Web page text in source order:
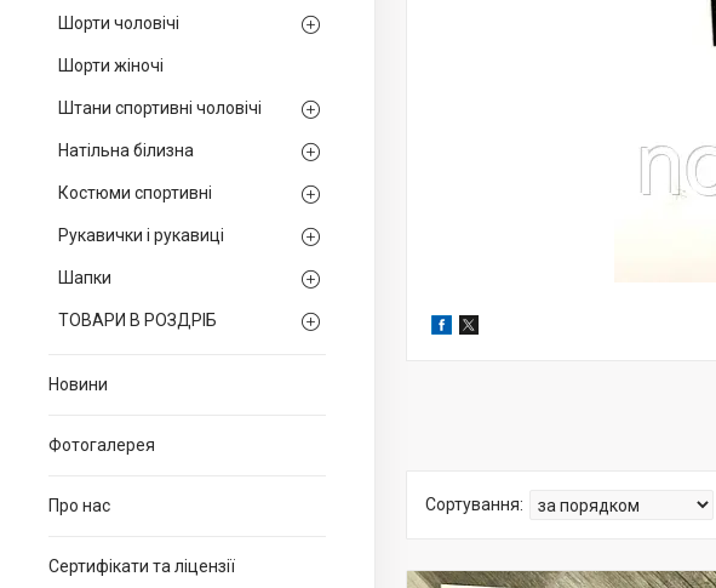
Шорти чоловічі
Шорти жіночі
Штани спортивні чоловічі
Натільна білизна
Костюми спортивні
Рукавички і рукавиці
Шапки
ТОВАРИ В РОЗДРІБ
Новини
Фотогалерея
Про нас
Сертифікати та ліцензії